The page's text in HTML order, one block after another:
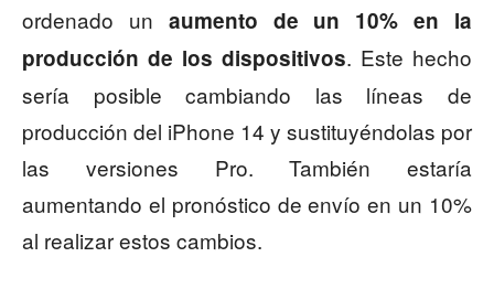
ordenado un aumento de un 10% en la
producción de los dispositivos. Este hecho
sería posible cambiando las líneas de
producción del iPhone 14 y sustituyéndolas por
las versiones Pro. También estaría
aumentando el pronóstico de envío en un 10%
al realizar estos cambios.